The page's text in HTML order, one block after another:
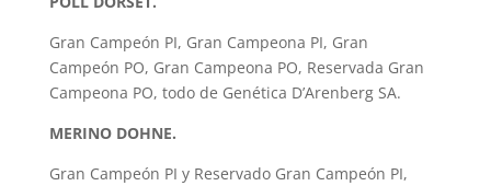
Gran Campeón PI, Gran Campeona PI, Gran
Campeón PO, Gran Campeona PO, Reservada Gran
Campeona PO, todo de Genética D’Arenberg SA.
MERINO DOHNE.
Gran Campeón PI y Reservado Gran Campeón PI,